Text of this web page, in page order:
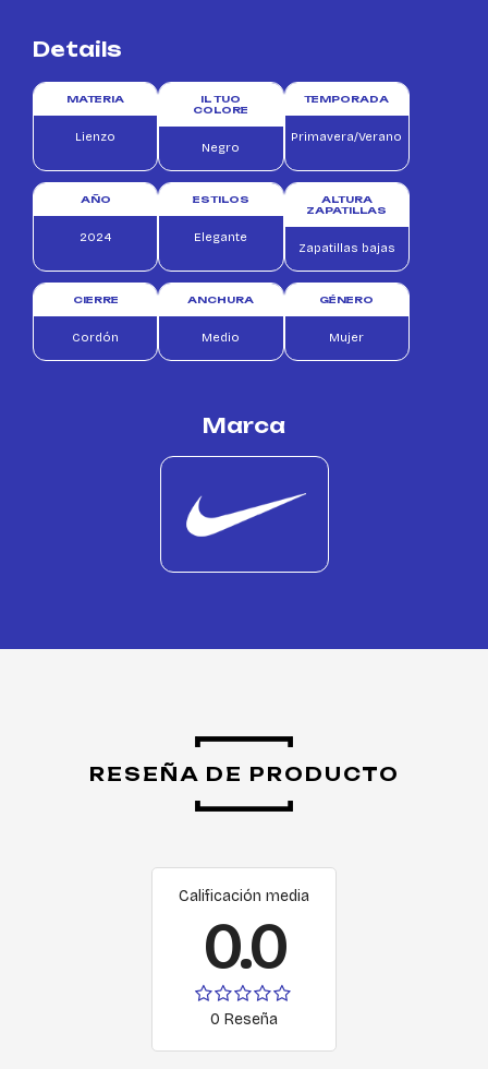
Details
MATERIA
Lienzo
IL TUO
COLORE
Negro
TEMPORADA
Primavera/Verano
AÑO
2024
ESTILOS
Elegante
ALTURA
ZAPATILLAS
Zapatillas bajas
CIERRE
Cordón
ANCHURA
Medio
GÉNERO
Mujer
Marca
RESEÑA DE PRODUCTO
Calificación media
0.0
0 Reseña